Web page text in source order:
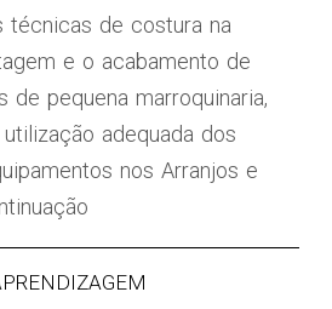
técnicas de costura na
e o acabamento de
de pequena marroquinaria,
adequada dos
nos Arranjos e